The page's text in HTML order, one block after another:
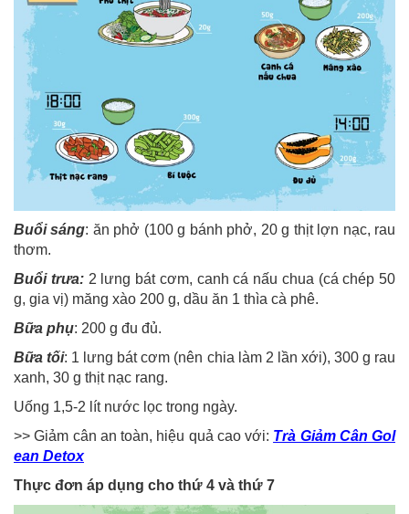
Buổi sáng: ăn phở (100 g bánh phở, 20 g thịt lợn nạc, rau
thơm.
Buổi trưa:2 lưng bát cơm, canh cá nấu chua (cá chép 50
g, gia vị) măng xào 200 g, dầu ăn 1 thìa cà phê.
Bữa phụ: 200 g đu đủ.
Bữa tối: 1 lưng bát cơm (nên chia làm 2 lần xới), 300 g rau
xanh, 30 g thịt nạc rang.
Uống 1,5-2 lít nước lọc trong ngày.
>> Giảm cân an toàn, hiệu quả cao với: Trà Giảm Cân Gol
ean Detox
Thực đơn áp dụng cho thứ 4 và thứ 7